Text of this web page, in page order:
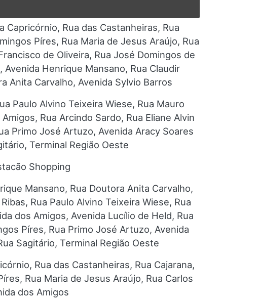
Capricórnio, Rua das Castanheiras, Rua
Píres, Rua Maria de Jesus Araújo, Rua
de Oliveira, Rua José Domingos de
Avenida Henrique Mansano, Rua Claudir
Anita Carvalho, Avenida Sylvio Barros
Paulo Alvino Teixeira Wiese, Rua Mauro
Rua Arcindo Sardo, Rua Eliane Alvin
Primo José Artuzo, Avenida Aracy Soares
Terminal Região Oeste
Shopping
Mansano, Rua Doutora Anita Carvalho,
Rua Paulo Alvino Teixeira Wiese, Rua
dos Amigos, Avenida Lucílio de Held, Rua
Píres, Rua Primo José Artuzo, Avenida
Sagitário, Terminal Região Oeste
Rua das Castanheiras, Rua Cajarana,
Rua Maria de Jesus Araújo, Rua Carlos
dos Amigos